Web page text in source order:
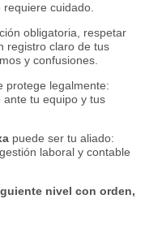
requiere cuidado.
obligatoria, respetar
registro claro de tus
y confusiones.
protege legalmente:
tu equipo y tus
puede ser tu aliado:
laboral y contable
nivel con orden,